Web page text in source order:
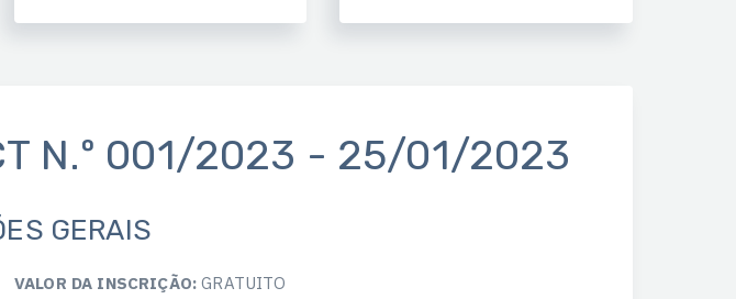
N.º 001/2023 - 25/01/2023
GERAIS
VALOR DA INSCRIÇÃO: GRATUITO